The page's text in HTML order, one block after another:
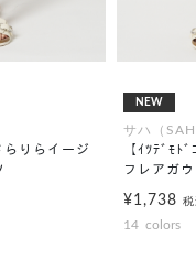
らりらイージ
NEW
サハ（
【ｲﾂﾃﾞﾓﾄ
フレアガ
¥1,738 税
14 colors